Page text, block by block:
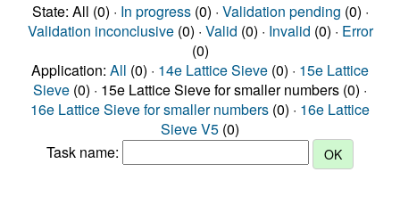
State: All (0) · In progress(0) · Validation pending (0) ·
Validation inconclusive(0) · Valid (0) · Invalid (0) · Error
(0)
Application: All (0) · 14e Lattice Sieve (0) · 15e Lattice
Sieve (0) · 15e Lattice Sieve for smaller numbers (0) ·
16e Lattice Sieve for smaller numbers (0) · 16e Lattice
Sieve V5 (0)
Task name: